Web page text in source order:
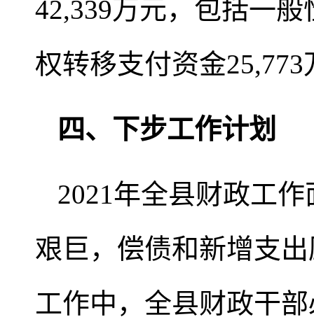
42,339万元，包括一
权转移支付资金
四、下步工作计划
2021年全县财政工
艰巨，偿债和新增支
工作中，全县财政干